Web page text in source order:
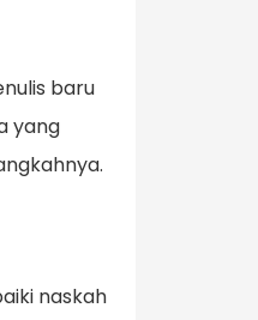
baru
yang
naskah